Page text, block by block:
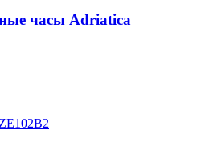
часы Adriatica